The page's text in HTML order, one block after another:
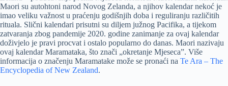
Maori su autohtoni narod Novog Zelanda, a njihov kalendar nekoć je
imao veliku važnost u praćenju godišnjih doba i reguliranju različitih
rituala. Slični kalendari prisutni su diljem južnog Pacifika, a tijekom
zatvaranja zbog pandemije 2020. godine zanimanje za ovaj kalendar
doživjelo je pravi procvat i ostalo popularno do danas. Maori nazivaju
ovaj kalendar Maramataka, što znači „okretanje Mjeseca”. Više
informacija o značenju Maramatake može se pronaći na Te Ara – The
Encyclopedia of New Zealand.